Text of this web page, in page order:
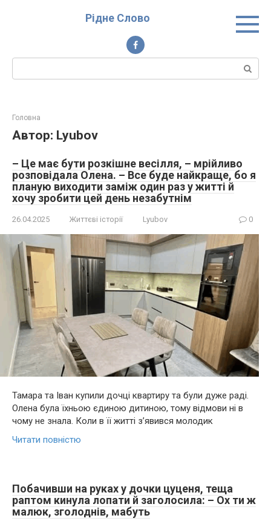
Рідне Слово
Пошук:
Головна
Автор: Lyubov
– Це має бути розкішне весілля, – мрійливо
розповідала Олена. – Все буде найкраще, бо я
планую виходити заміж один раз у житті й
хочу зробити цей день незабутнім
26.04.2025 Життєві історії Lyubov 0
Тамара та Іван купили дочці квартиру та були дуже раді.
Олена була їхньою єдиною дитиною, тому відмови ні в
чому не знала. Коли в її житті з’явився молодик
Читати повністю
Побачивши на руках у дочки цуценя, теща
раптом кинула лопати й заголосила: – Ох ти ж
малюк, зголоднів, мабуть